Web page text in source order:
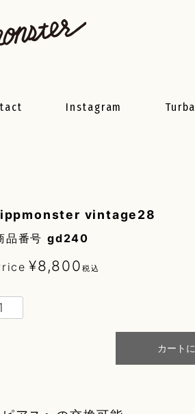
Instagram
vintage28
品番号 gd240
¥8,800 税込
カート